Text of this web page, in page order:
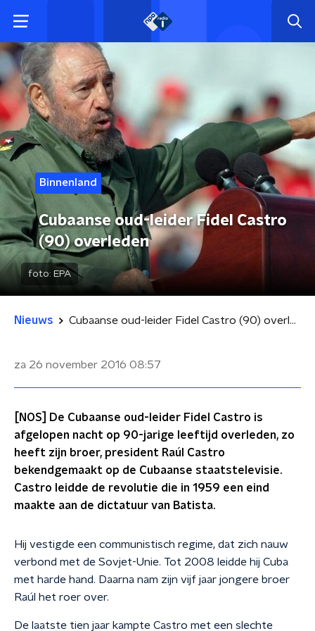
Binnenland
Cubaanse oud-leider Fidel Castro
(90) overleden
foto: EPA
Nieuws Cubaanse oud-leider Fidel Castro (90) overleden
za 26 november 2016 08:57
[NOS] De Cubaanse oud-leider Fidel Castro is
afgelopen nacht op 90-jarige leeftijd overleden, zo
heeft zijn broer, president Raúl Castro
bekendgemaakt op de Cubaanse staatstelevisie.
Castro leidde de revolutie die in 1959 een eind
maakte aan de dictatuur van Batista.
Hij vestigde een communistisch regime, dat zich nauw
verbond met de Sovjet-Unie. Tot 2008 leidde hij Cuba
met harde hand. Daarna nam zijn vijf jaar jongere broer
Raúl het roer over.
De laatste tien jaar kampte Castro met een slechte